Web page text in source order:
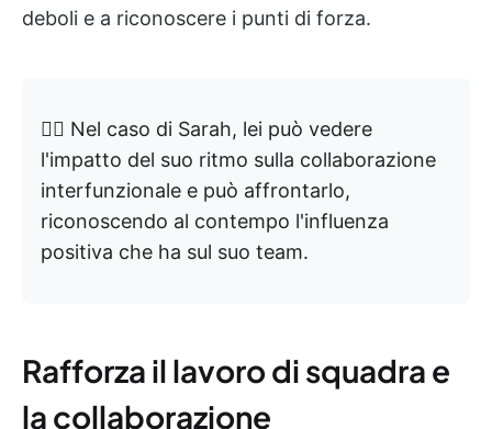
deboli e a riconoscere i punti di forza.
👉🏼 Nel caso di Sarah, lei può vedere
l'impatto del suo ritmo sulla collaborazione
interfunzionale e può affrontarlo,
riconoscendo al contempo l'influenza
positiva che ha sul suo team.
Rafforza il lavoro di squadra e
la collaborazione